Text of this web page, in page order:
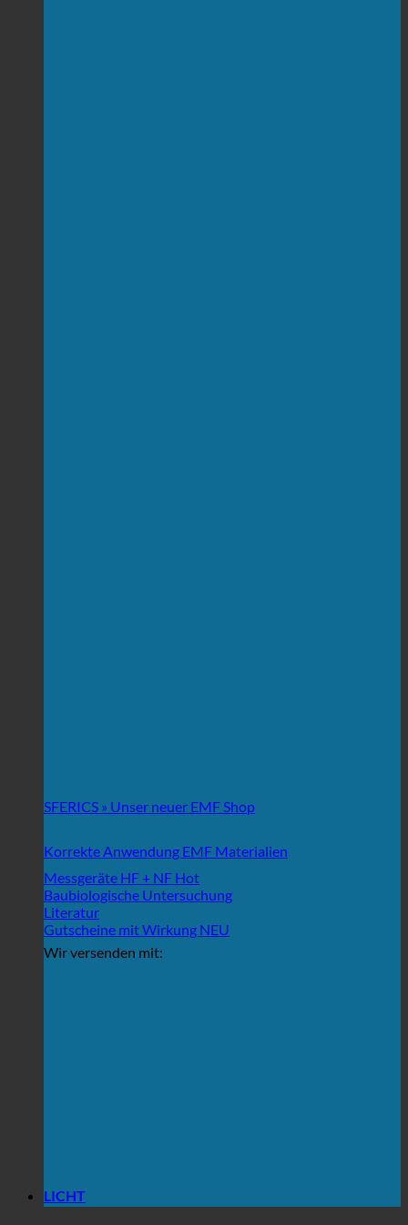
SFERICS » Unser neuer EMF Shop
Korrekte Anwendung EMF Materialien
Messgeräte HF + NF
Baubiologische Untersuchung
Literatur
Gutscheine mit Wirkung
Wir versenden mit:
LICHT